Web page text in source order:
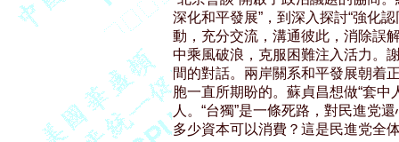
深化和平發展”，到深入探討“強化
動，充分交流，溝通彼此，消除誤
中乘風破浪，克服困難注入活力。
間的對話。兩岸關系和平發展朝着
胞一直所期盼的。蘇貞昌想做“套
人。“台獨”是一條死路，對民進党
多少資本可以消費？這是民進党全